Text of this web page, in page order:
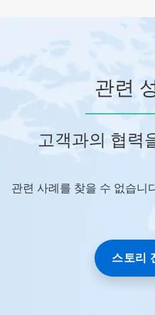
관련
고객과의 협력
관련 사례를 찾을 수 없습니
스토리